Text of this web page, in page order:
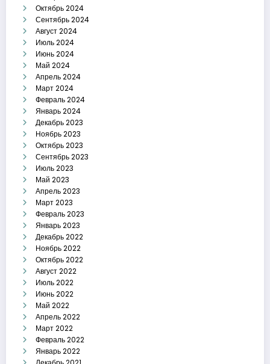
Октябрь 2024
Сентябрь 2024
Август 2024
Июль 2024
Июнь 2024
Май 2024
Апрель 2024
Март 2024
Февраль 2024
Январь 2024
Декабрь 2023
Ноябрь 2023
Октябрь 2023
Сентябрь 2023
Июль 2023
Май 2023
Апрель 2023
Март 2023
Февраль 2023
Январь 2023
Декабрь 2022
Ноябрь 2022
Октябрь 2022
Август 2022
Июль 2022
Июнь 2022
Май 2022
Апрель 2022
Март 2022
Февраль 2022
Январь 2022